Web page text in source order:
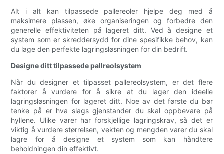
Alt i alt kan tilpassede pallereoler hjelpe deg med å
maksimere plassen, øke organiseringen og forbedre den
generelle effektiviteten på lageret ditt. Ved å designe et
system som er skreddersydd for dine spesifikke behov, kan
du lage den perfekte lagringsløsningen for din bedrift.
Designe ditt tilpassede pallreolsystem
Når du designer et tilpasset pallereolsystem, er det flere
faktorer å vurdere for å sikre at du lager den ideelle
lagringsløsningen for lageret ditt. Noe av det første du bør
tenke på er hva slags gjenstander du skal oppbevare på
hyllene. Ulike varer har forskjellige lagringskrav, så det er
viktig å vurdere størrelsen, vekten og mengden varer du skal
lagre for å designe et system som kan håndtere
beholdningen din effektivt.